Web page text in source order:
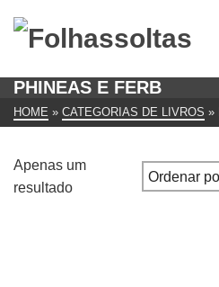
PHINEAS E FERB
HOME » CATEGORIAS DE LIVROS »
Apenas um
resultado